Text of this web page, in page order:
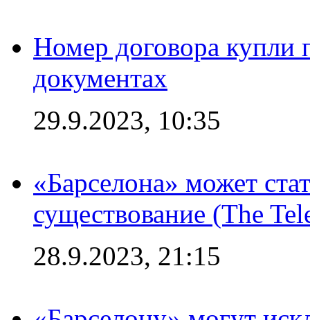
Номер договора купли
документах
29.9.2023, 10:35
«Барселона» может
существование (The
28.9.2023, 21:15